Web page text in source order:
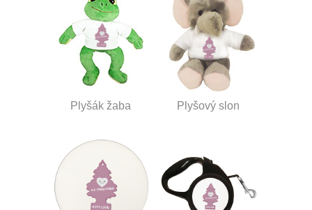
Plyšák žaba Plyšový slon